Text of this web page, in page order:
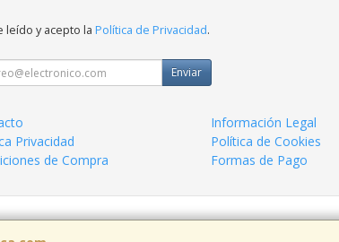
leído y acepto la Política de Privacidad.
Enviar
Información Legal
Privacidad
Política de Cookies
de Compra
Formas de Pago
- Tel: 938963820